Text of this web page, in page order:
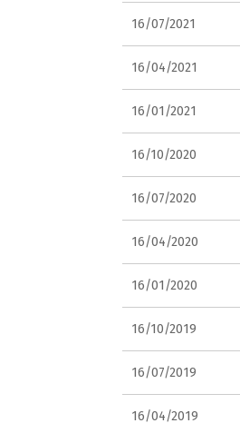
16/07/2021
16/04/2021
16/01/2021
16/10/2020
16/07/2020
16/04/2020
16/01/2020
16/10/2019
16/07/2019
16/04/2019